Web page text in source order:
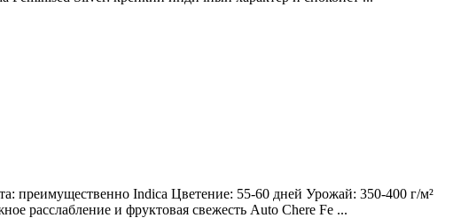
преимущественно Indica Цветение: 55-60 дней Урожай: 350-400 г/м²
расслабление и фруктовая свежесть Auto Chere Fe ...